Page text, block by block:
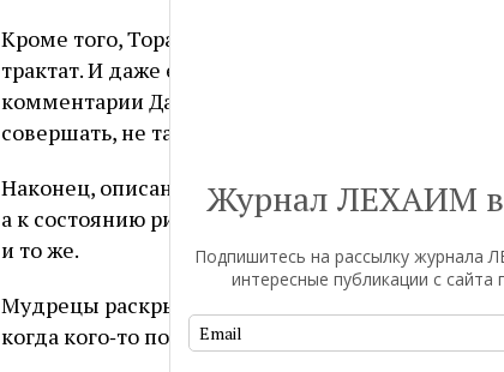
Кроме того, Тора — книга о святости и
трактат. И даже если бы она была медицинским
комментарии Давид‑Цви Хофман
,
совершать, не таковы, какие совершались бы,
Наконец, описанная в Торе цараат приводит
а к состоянию ритуальной нечистоты — тума.
и то же.
Мудрецы раскрыли эту загадку, связав нашу
когда кого‑то поражала цараат.
Журнал ЛЕХАИМ
Подпишитесь на рассылку журнала
интересные публикации с сайта